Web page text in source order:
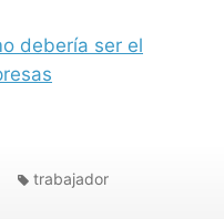
debería ser el
trabajador